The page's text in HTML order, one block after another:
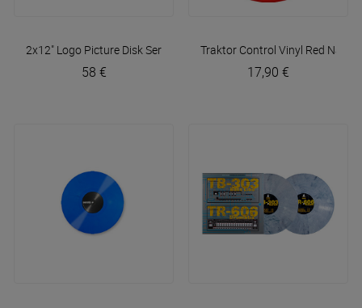
2x12" Logo Picture DiskSerato
58 €
Traktor Control Vinyl Red
17,90 €